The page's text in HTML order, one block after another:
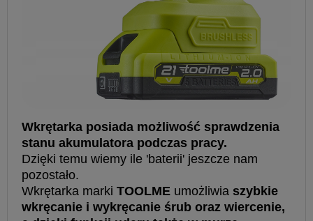
Wkrętarka posiada możliwość sprawdzenia
stanu akumulatora podczas pracy.
Dzięki temu wiemy ile 'baterii' jeszcze nam
pozostało.
Wkrętarka marki TOOLME umożliwia szybkie
wkręcanie i wykręcanie śrub oraz wiercenie,